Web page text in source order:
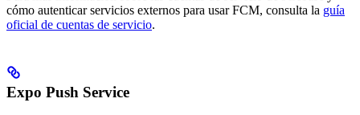
cómo autenticar servicios externos para usar FCM, consulta la guía
oficial de cuentas de servicio.
Expo Push Service